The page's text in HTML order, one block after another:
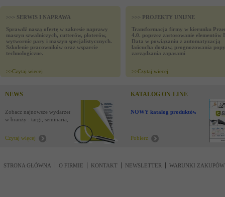
>>> SERWIS I NAPRAWA
Sprawdź naszą ofertę w zakresie naprawy
maszyn szwalniczych, cutterów, ploterów,
wytwornic pary i maszyn specjalistycznych.
Szkolenie pracowników oraz wsparcie
technologiczne.
>>Czytaj wiecej
>>> PROJEKTY UNIJNE
Transformacja firmy w kierunku
4.0. poprzez zastosowanie elementów
Data w powiązaniu z automatyzacją
łańcucha dostaw, prognozowania
zarządzania zapasami
>>Czytaj wiecej
NEWS
Zobacz najnowsze wydarzenia
w branży : targi, seminaria,
Czytaj więcej
KATALOG ON-LINE
NOWY katalog produktów !
Pobierz
STRONA GŁÓWNA O FIRMIE KONTAKT NEWSLETTER WARUNKI ZAKUPÓW